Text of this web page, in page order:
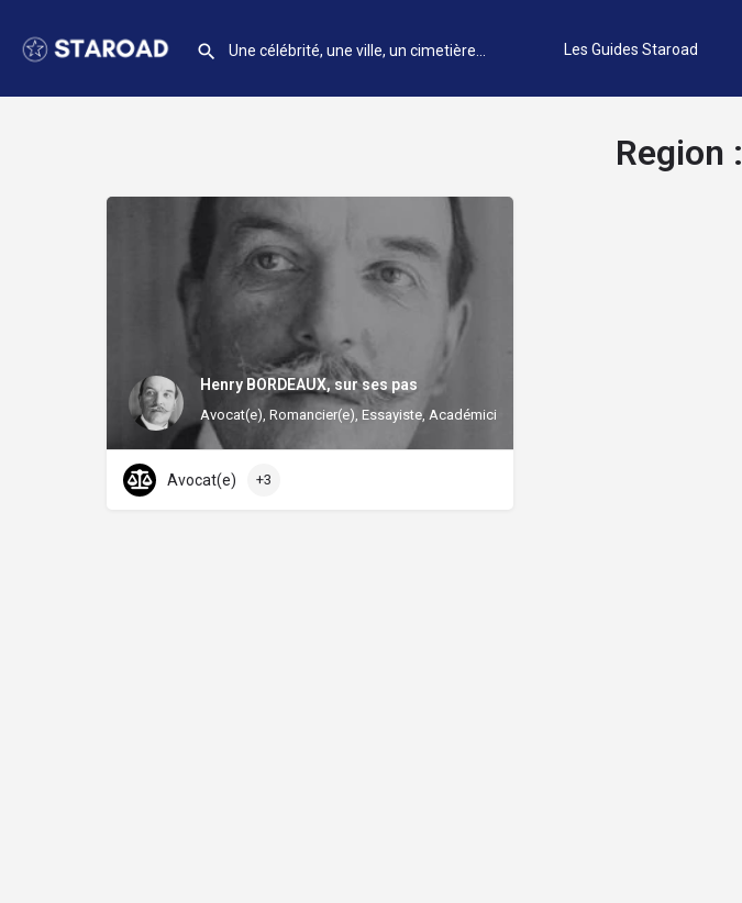
Les Guides Staroad
Region :
Henry BORDEAUX, sur ses pas
Avocat(e), Romancier(e), Essayiste, Académicien(ne)
Avocat(e) +3